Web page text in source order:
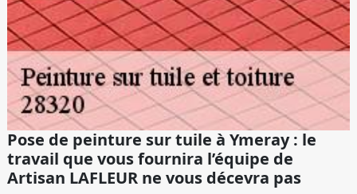
Pose de peinture sur tuile à Ymeray : le
travail que vous fournira l’équipe de
Artisan LAFLEUR ne vous décevra pas